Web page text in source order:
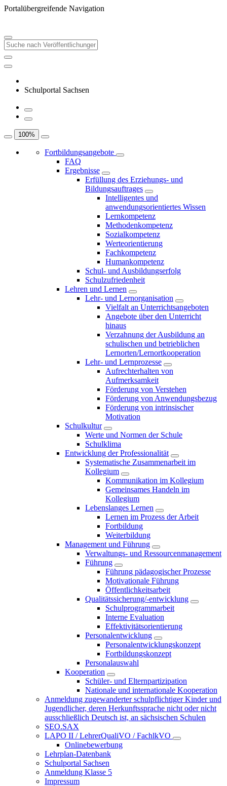
Portalübergreifende Navigation
Schulportal Sachsen
100%
Fortbildungsangebote
FAQ
Ergebnisse
Erfüllung des Erziehungs- und
Bildungsauftrages
Intelligentes und
anwendungsorientiertes Wissen
Lernkompetenz
Methodenkompetenz
Sozialkompetenz
Werteorientierung
Fachkompetenz
Humankompetenz
Schul- und Ausbildungserfolg
Schulzufriedenheit
Lehren und Lernen
Lehr- und Lernorganisation
Vielfalt an Unterrichtsangeboten
Angebote über den Unterricht
hinaus
Verzahnung der Ausbildung an
schulischen und betrieblichen
Lernorten/Lernortkooperation
Lehr- und Lernprozesse
Aufrechterhalten von
Aufmerksamkeit
Förderung von Verstehen
Förderung von Anwendungsbezug
Förderung von intrinsischer
Motivation
Schulkultur
Werte und Normen der Schule
Schulklima
Entwicklung der Professionalität
Systematische Zusammenarbeit im
Kollegium
Kommunikation im Kollegium
Gemeinsames Handeln im
Kollegium
Lebenslanges Lernen
Lernen im Prozess der Arbeit
Fortbildung
Weiterbildung
Management und Führung
Verwaltungs- und Ressourcenmanagement
Führung
Führung pädagogischer Prozesse
Motivationale Führung
Öffentlichkeitsarbeit
Qualitätssicherung/-entwicklung
Schulprogrammarbeit
Interne Evaluation
Effektivitätsorientierung
Personalentwicklung
Personalentwicklungskonzept
Fortbildungskonzept
Personalauswahl
Kooperation
Schüler- und Elternpartizipation
Nationale und internationale Kooperation
Anmeldung zugewanderter schulpflichtiger Kinder und
Jugendlicher, deren Herkunftssprache nicht oder nicht
ausschließlich Deutsch ist, an sächsischen Schulen
SEO.SAX
LAPO II / LehrerQualiVO / FachlkVO
Onlinebewerbung
Lehrplan-Datenbank
Schulportal Sachsen
Anmeldung Klasse 5
Impressum